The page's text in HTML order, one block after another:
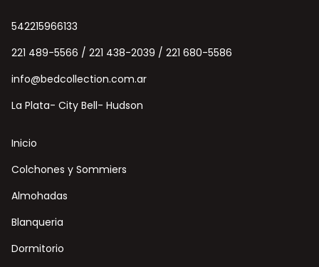
542215966133
221 489-5566 / 221 438-2039 / 221 680-5586
info@bedcollection.com.ar
La Plata- City Bell- Hudson
Inicio
Colchones y Sommiers
Almohadas
Blanqueria
Dormitorio